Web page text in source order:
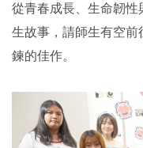
從青春成長、生命韌性
生故事，請師生有空
鍊的佳作。